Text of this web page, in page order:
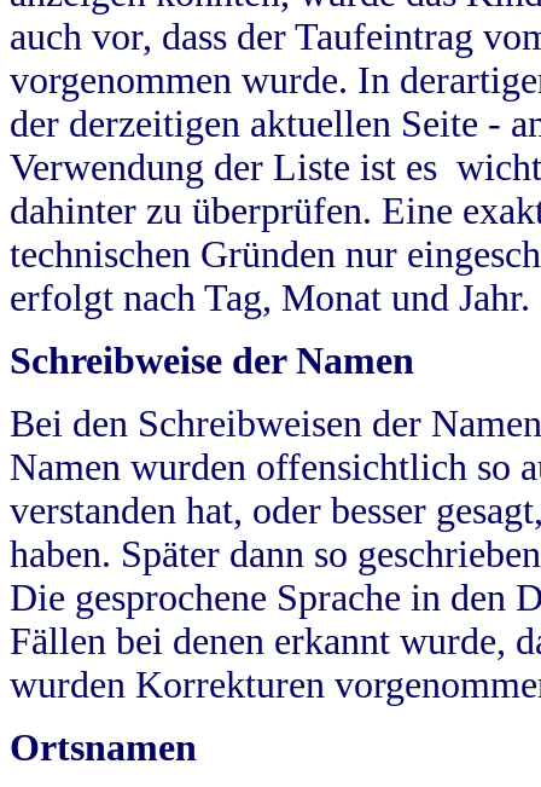
auch vor, dass der Taufeintrag
vorgenommen wurde. In
der derzeitigen aktuellen Seite -
Verwendung der Liste ist es
dahinter zu überprüfen. Eine
technischen Gründen nur
erfolgt nach Tag, Monat und Jahr.
Schreibweise der Namen
Bei den Schreibweisen der
Namen wurden offensichtlich so
verstanden hat, oder besser
haben. Später dann so
Die gesprochene Sprache in
Fällen bei denen erkannt wurde,
wurden Korrekturen
Ortsnamen